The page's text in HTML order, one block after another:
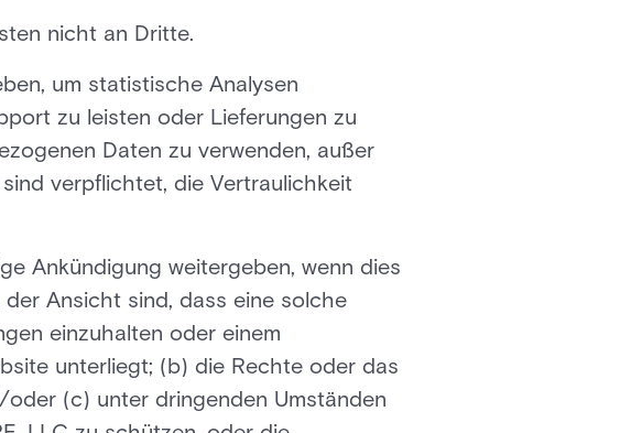
nicht an Dritte.
um statistische Analysen
zu leisten oder Lieferungen zu
Daten zu verwenden, außer
verpflichtet, die Vertraulichkeit
Ankündigung weitergeben, wenn dies
Ansicht sind, dass eine solche
einzuhalten oder einem
unterliegt; (b) die Rechte oder das
(c) unter dringenden Umständen